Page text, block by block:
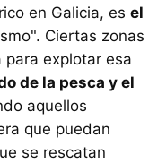
en Galicia, es el
Ciertas zonas
para explotar esa
de la pesca y el
aquellos
que puedan
se rescatan